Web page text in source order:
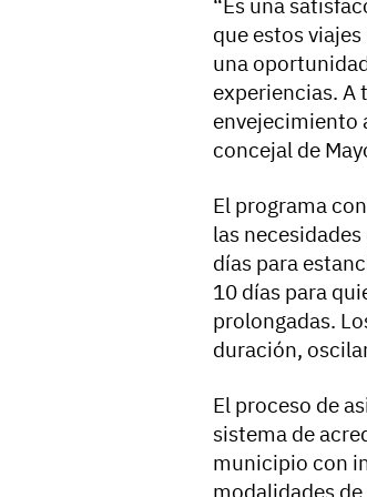
“Es una
que estos
una
experiencias. A
envejecimiento
concejal de
El programa
las
días para
10 días para
prolongadas.
duración,
El proceso de
sistema de
municipio con
modalidades